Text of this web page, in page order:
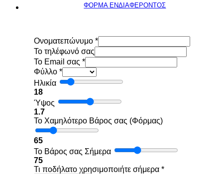
ΦΟΡΜΑ ΕΝΔΙΑΦΕΡΟΝΤΟΣ
Ονοματεπώνυμο *
To τηλέφωνό σας
Το Email σας *
Φύλλο *
Ηλικία
18
Ύψος
1.7
Το Χαμηλότερο Βάρος σας (Φόρμας)
65
Το Βάρος σας Σήμερα
75
Τι ποδήλατο χρησιμοποιήτε σήμερα *